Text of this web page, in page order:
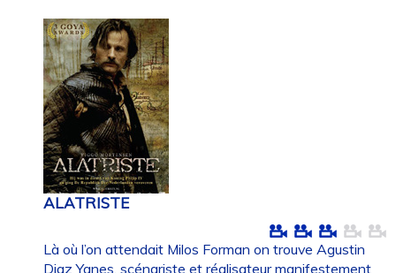
ALATRISTE
Là où l’on attendait Milos Forman on trouve Agustin
Diaz Yanes, scénariste et réalisateur manifestement